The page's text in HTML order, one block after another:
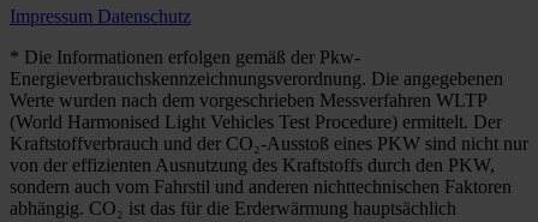
Impressum Datenschutz
* Die Informationen erfolgen gemäß der Pkw-
Energieverbrauchskennzeichnungsverordnung. Die angegebenen
Werte wurden nach dem vorgeschrieben Messverfahren WLTP
(World Harmonised Light Vehicles Test Procedure) ermittelt. Der
Kraftstoffverbrauch und der CO₂-Ausstoß eines PKW sind nicht nur
von der effizienten Ausnutzung des Kraftstoffs durch den PKW,
sondern auch vom Fahrstil und anderen nichttechnischen Faktoren
abhängig. CO₂ ist das für die Erderwärmung hauptsächlich